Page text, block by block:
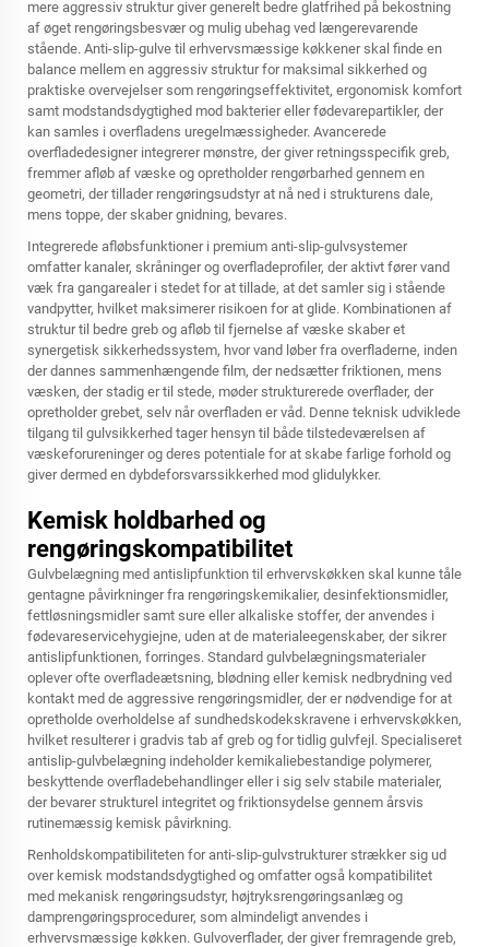
mere aggressiv struktur giver generelt bedre glatfrihed på bekostning
af øget rengøringsbesvær og mulig ubehag ved længerevarende
stående. Anti-slip-gulve til erhvervsmæssige køkkener skal finde en
balance mellem en aggressiv struktur for maksimal sikkerhed og
praktiske overvejelser som rengøringseffektivitet, ergonomisk komfort
samt modstandsdygtighed mod bakterier eller fødevarepartikler, der
kan samles i overfladens uregelmæssigheder. Avancerede
overfladedesigner integrerer mønstre, der giver retningsspecifik greb,
fremmer afløb af væske og opretholder rengørbarhed gennem en
geometri, der tillader rengøringsudstyr at nå ned i strukturens dale,
mens toppe, der skaber gnidning, bevares.
Integrerede afløbsfunktioner i premium anti-slip-gulvsystemer
omfatter kanaler, skråninger og overfladeprofiler, der aktivt fører vand
væk fra gangarealer i stedet for at tillade, at det samler sig i stående
vandpytter, hvilket maksimerer risikoen for at glide. Kombinationen af
struktur til bedre greb og afløb til fjernelse af væske skaber et
synergetisk sikkerhedssystem, hvor vand løber fra overfladerne, inden
der dannes sammenhængende film, der nedsætter friktionen, mens
væsken, der stadig er til stede, møder strukturerede overflader, der
opretholder grebet, selv når overfladen er våd. Denne teknisk udviklede
tilgang til gulvsikkerhed tager hensyn til både tilstedeværelsen af
væskeforureninger og deres potentiale for at skabe farlige forhold og
giver dermed en dybdeforsvarssikkerhed mod glidulykker.
Kemisk holdbarhed og
rengøringskompatibilitet
Gulvbelægning med antislipfunktion til erhvervskøkken skal kunne tåle
gentagne påvirkninger fra rengøringskemikalier, desinfektionsmidler,
fettløsningsmidler samt sure eller alkaliske stoffer, der anvendes i
fødevareservicehygiejne, uden at de materialeegenskaber, der sikrer
antislipfunktionen, forringes. Standard gulvbelægningsmaterialer
oplever ofte overfladeætsning, blødning eller kemisk nedbrydning ved
kontakt med de aggressive rengøringsmidler, der er nødvendige for at
opretholde overholdelse af sundhedskodekskravene i erhvervskøkken,
hvilket resulterer i gradvis tab af greb og for tidlig gulvfejl. Specialiseret
antislip-gulvbelægning indeholder kemikaliebestandige polymerer,
beskyttende overfladebehandlinger eller i sig selv stabile materialer,
der bevarer strukturel integritet og friktionsydelse gennem årsvis
rutinemæssig kemisk påvirkning.
Renholdskompatibiliteten for anti-slip-gulvstrukturer strækker sig ud
over kemisk modstandsdygtighed og omfatter også kompatibilitet
med mekanisk rengøringsudstyr, højtryksrengøringsanlæg og
damprengøringsprocedurer, som almindeligt anvendes i
erhvervsmæssige køkken. Gulvoverflader, der giver fremragende greb,